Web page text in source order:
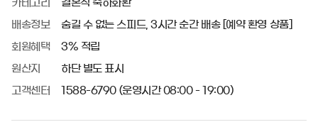
카테고리 결혼식 축하화환
배송정보 숨길 수 없는 스피드, 3시간 순간 배송 [예약 환영 상품]
회원혜택 3% 적립
원산지 하단 별도 표시
고객센터 1588-6790 (운영시간 08:00 - 19:00)